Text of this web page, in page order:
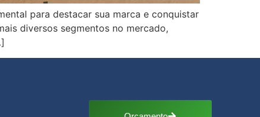
para destacar sua marca e conquistar
diversos segmentos no mercado,